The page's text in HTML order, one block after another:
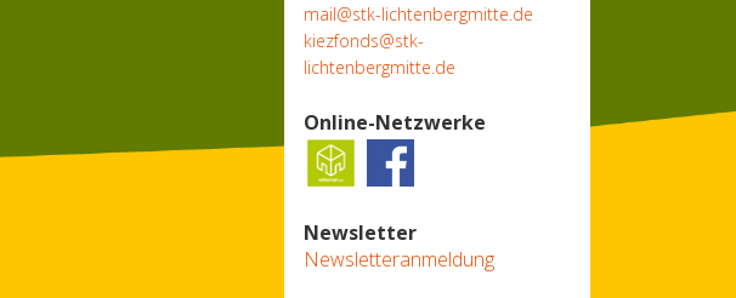
mail@stk-lichtenbergmitte.de
kiezfonds@stk-
lichtenbergmitte.de
Online-Netzwerke
Newsletter
Newsletteranmeldung